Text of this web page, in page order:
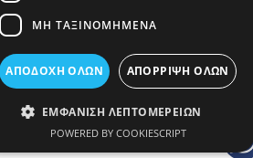
ΜΗ ΤΑΞΙΝΟΜΗΜΈΝΑ
ΑΠΟΔΟΧΉ ΌΛΩΝ ΑΠΌΡΡΙΨΗ ΌΛΩΝ
ΕΜΦΆΝΙΣΗ ΛΕΠΤΟΜΕΡΕΙΏΝ
POWERED BY COOKIESCRIPT